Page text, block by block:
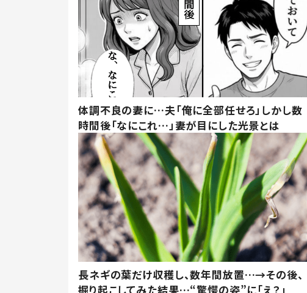
体調不良の妻に…夫「俺に全部任せろ」しかし数
時間後「なにこれ…」妻が目にした光景とは
長ネギの葉だけ収穫し、数年間放置…→その後、
掘り起こしてみた結果…“驚愕の姿”に「え？」